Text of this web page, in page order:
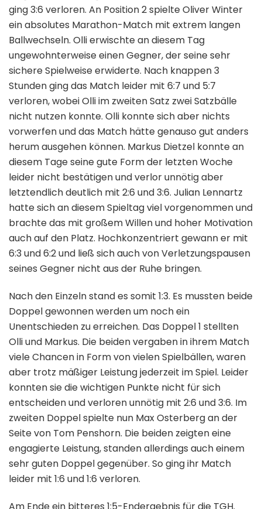
ging 3:6 verloren. An Position 2 spielte Oliver Winter
ein absolutes Marathon-Match mit extrem langen
Ballwechseln. Olli erwischte an diesem Tag
ungewohnterweise einen Gegner, der seine sehr
sichere Spielweise erwiderte. Nach knappen 3
Stunden ging das Match leider mit 6:7 und 5:7
verloren, wobei Olli im zweiten Satz zwei Satzbälle
nicht nutzen konnte. Olli konnte sich aber nichts
vorwerfen und das Match hätte genauso gut anders
herum ausgehen können. Markus Dietzel konnte an
diesem Tage seine gute Form der letzten Woche
leider nicht bestätigen und verlor unnötig aber
letztendlich deutlich mit 2:6 und 3:6. Julian Lennartz
hatte sich an diesem Spieltag viel vorgenommen und
brachte das mit großem Willen und hoher Motivation
auch auf den Platz. Hochkonzentriert gewann er mit
6:3 und 6:2 und ließ sich auch von Verletzungspausen
seines Gegner nicht aus der Ruhe bringen.
Nach den Einzeln stand es somit 1:3. Es mussten beide
Doppel gewonnen werden um noch ein
Unentschieden zu erreichen. Das Doppel 1 stellten
Olli und Markus. Die beiden vergaben in ihrem Match
viele Chancen in Form von vielen Spielbällen, waren
aber trotz mäßiger Leistung jederzeit im Spiel. Leider
konnten sie die wichtigen Punkte nicht für sich
entscheiden und verloren unnötig mit 2:6 und 3:6. Im
zweiten Doppel spielte nun Max Osterberg an der
Seite von Tom Penshorn. Die beiden zeigten eine
engagierte Leistung, standen allerdings auch einem
sehr guten Doppel gegenüber. So ging ihr Match
leider mit 1:6 und 1:6 verloren.